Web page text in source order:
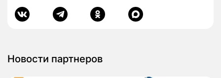
Новости партнеров